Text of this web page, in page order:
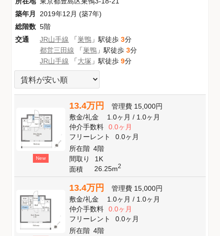
築年月
2019年12月 (築7年)
総階数 5階
交通
JR山手線 「巣鴨 」駅徒歩 3分
都営三田線 「巣鴨 」駅徒歩 3分
JR山手線 「大塚 」駅徒歩 9分
New
13.4万円 管理費 15,000円
敷金/礼金 1.0ヶ月/ 1.0ヶ月
仲介手数料
0.0ヶ月
フリーレント
0.0ヶ月
所在階 4階
間取り
1K
面積
26.25m2
13.4万円 管理費 15,000円
敷金/礼金 1.0ヶ月/ 1.0ヶ月
仲介手数料
0.0ヶ月
フリーレント
0.0ヶ月
所在階 4階